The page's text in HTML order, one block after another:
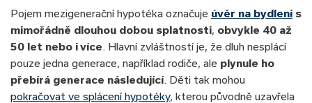
Pojem mezigenerační hypotéka označuje úvěr na bydlenís
mimořádně dlouhou dobou splatnosti, obvykle 40 až
50 let nebo i více. Hlavní zvláštností je, že dluh nesplácí
pouze jedna generace, například rodiče, ale plynule ho
přebírá generace následující. Děti tak mohou
pokračovat ve splácení hypotéky, kterou původně uzavřela